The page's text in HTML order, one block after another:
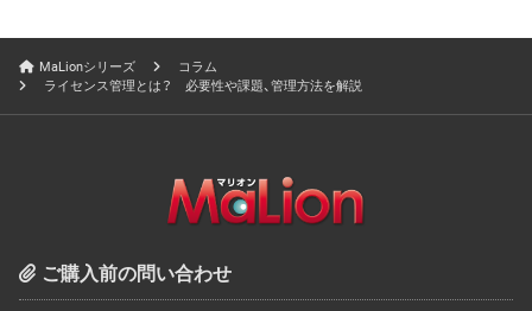
MaLionシリーズ
コラム
ライセンス管理とは？ 必要性や課題、管理方法を解説
ご購入前の問い合わせ